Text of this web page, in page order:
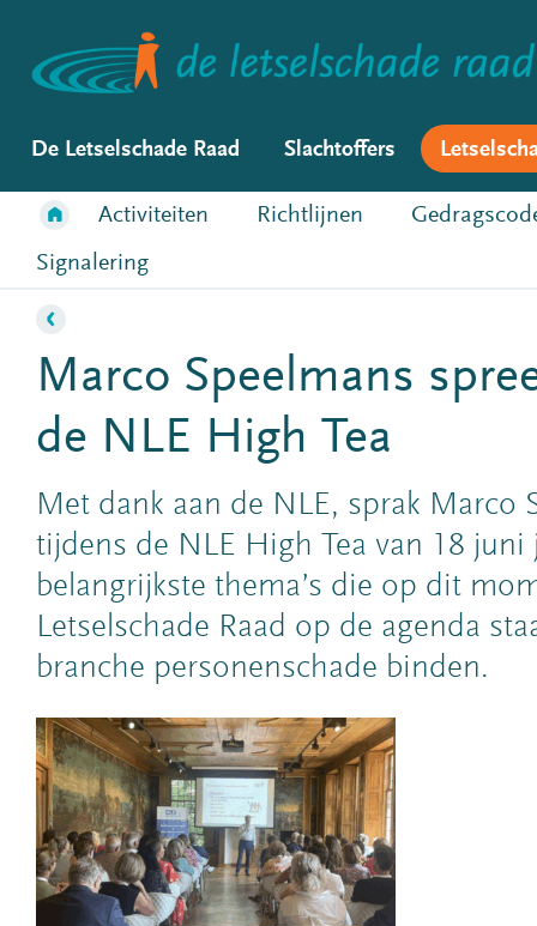
De Letselschade Raad Slachtoffers
Activiteiten Richtlijnen
Signalering
Marco Speelmans
de NLE High Tea
Met dank aan de NLE, sprak Marco
tijdens de NLE High Tea van 18 juni
belangrijkste thema’s die op dit
Letselschade Raad op de agenda
branche personenschade binden.